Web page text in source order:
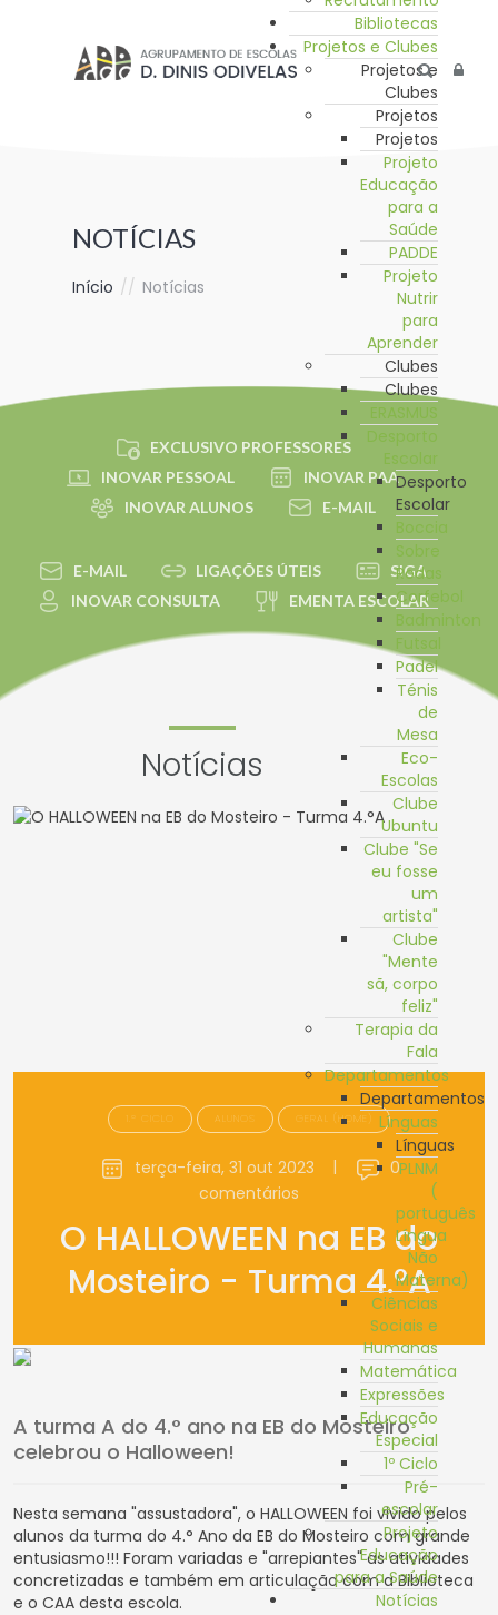
Bibliotecas
Projetos e Clubes
Projetos e
Clubes
Projetos
Projetos
Projeto
Educação
para a
Saúde
PADDE
Projeto
Nutrir
para
Aprender
Clubes
Clubes
ERASMUS
Desporto
Escolar
Desporto
Escolar
Boccia
Sobre
Rodas
Corfebol
Badminton
Futsal
Padel
Ténis
de
Mesa
Eco-
Escolas
Clube
Ubuntu
Clube "Se
eu fosse
um
artista"
Clube
"Mente
sã, corpo
feliz"
Terapia da
Fala
Departamentos
Departamentos
Línguas
Línguas
PLNM
(
português
Língua
Não
Materna)
Ciências
Sociais e
Humanas
Matemática
Expressões
Educação
Especial
1º Ciclo
Pré-
escolar
Projeto
Educação
para a Saúde
Notícias
NOTÍCIAS
Início // Notícias
EXCLUSIVO PROFESSORES
INOVAR PESSOAL
INOVAR PAA
INOVAR ALUNOS
E-MAIL
E-MAIL LIGAÇÕES ÚTEIS
SIGA
INOVAR CONSULTA
EMENTA ESCOLAR
Notícias
1.º CICLO ALUNOS GERAL (HOME)
terça-feira, 31 out 2023 |
0
comentários
O HALLOWEEN na EB do
Mosteiro - Turma 4.°A
A turma A do 4.° ano na EB do Mosteiro
celebrou o Halloween!
Nesta semana "assustadora", o HALLOWEEN foi vivido pelos
alunos da turma do 4.° Ano da EB do Mosteiro com grande
entusiasmo!!! Foram variadas e "arrepiantes" as atividades
concretizadas e também em articulação com a Biblioteca
e o CAA desta escola.